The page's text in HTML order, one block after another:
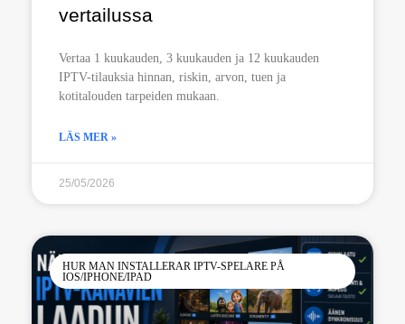
vertailussa
Vertaa 1 kuukauden, 3 kuukauden ja 12 kuukauden
IPTV-tilauksia hinnan, riskin, arvon, tuen ja
kotitalouden tarpeiden mukaan.
LÄS MER »
25/05/2026
HUR MAN INSTALLERAR IPTV-SPELARE PÅ
IOS/IPHONE/IPAD